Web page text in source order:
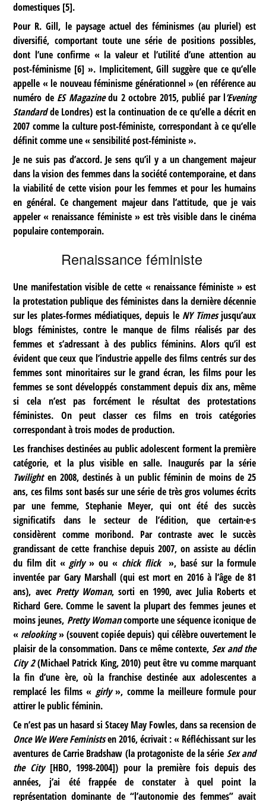
domestiques [5].
Pour R. Gill, le paysage actuel des féminismes (au pluriel) est
diversifié, comportant toute une série de positions possibles,
dont l’une confirme « la valeur et l’utilité d’une attention au
post-féminisme [6] ». Implicitement, Gill suggère que ce qu’elle
appelle « le nouveau féminisme générationnel » (en référence au
numéro de ES Magazinedu 2 octobre 2015, publié par l’Evening
Standardde Londres) est la continuation de ce qu’elle a décrit en
2007 comme la culture post-féministe, correspondant à ce qu’elle
définit comme une « sensibilité post-féministe ».
Je ne suis pas d’accord. Je sens qu’il y a un changement majeur
dans la vision des femmes dans la société contemporaine, et dans
la viabilité de cette vision pour les femmes et pour les humains
en général. Ce changement majeur dans l’attitude, que je vais
appeler « renaissance féministe » est très visible dans le cinéma
populaire contemporain.
Renaissance féministe
Une manifestation visible de cette « renaissance féministe » est
la protestation publique des féministes dans la dernière décennie
sur les plates-formes médiatiques, depuis le NY Timesjusqu’aux
blogs féministes, contre le manque de films réalisés par des
femmes et s’adressant à des publics féminins. Alors qu’il est
évident que ceux que l’industrie appelle des films centrés sur des
femmes sont minoritaires sur le grand écran, les films pour les
femmes se sont développés constamment depuis dix ans, même
si cela n’est pas forcément le résultat des protestations
féministes. On peut classer ces films en trois catégories
correspondant à trois modes de production.
Les franchises destinées au public adolescent forment la première
catégorie, et la plus visible en salle. Inaugurés par la série
Twilighten 2008, destinés à un public féminin de moins de 25
ans, ces films sont basés sur une série de très gros volumes écrits
par une femme, Stephanie Meyer, qui ont été des succès
significatifs dans le secteur de l’édition, que certain·e·s
considèrent comme moribond. Par contraste avec le succès
grandissant de cette franchise depuis 2007, on assiste au déclin
du film dit « girly» ou « chick flick », basé sur la formule
inventée par Gary Marshall (qui est mort en 2016 à l’âge de 81
ans), avec Pretty Woman, sorti en 1990, avec Julia Roberts et
Richard Gere. Comme le savent la plupart des femmes jeunes et
moins jeunes, Pretty Womancomporte une séquence iconique de
« relooking» (souvent copiée depuis) qui célèbre ouvertement le
plaisir de la consommation. Dans ce même contexte,Sex and the
City 2(Michael Patrick King, 2010) peut être vu comme marquant
la fin d’une ère, où la franchise destinée aux adolescentes a
remplacé les films « girly», comme la meilleure formule pour
attirer le public féminin.
Ce n’est pas un hasard si Stacey May Fowles, dans sa recension de
Once We Were Feministsen 2016, écrivait : « Réfléchissant sur les
aventures de Carrie Bradshaw (la protagoniste de la série Sex and
the City[HBO, 1998-2004]) pour la première fois depuis des
années, j’ai été frappée de constater à quel point la
représentation dominante de “l’autonomie des femmes” avait